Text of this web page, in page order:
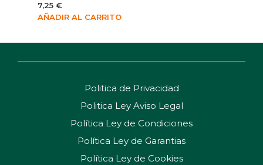
7,25€
AÑADIR AL CARRITO
Politica de Privacidad
Politica Ley Aviso Legal
Política Ley de Condiciones
Política Ley de Garantias
Política Ley de Cookies